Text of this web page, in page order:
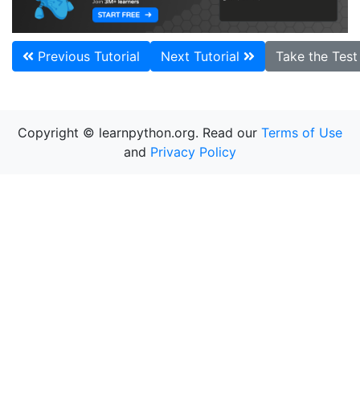
Previous Tutorial Next Tutorial Take the
Copyright © learnpython.org. Read our Terms of Use
and Privacy Policy